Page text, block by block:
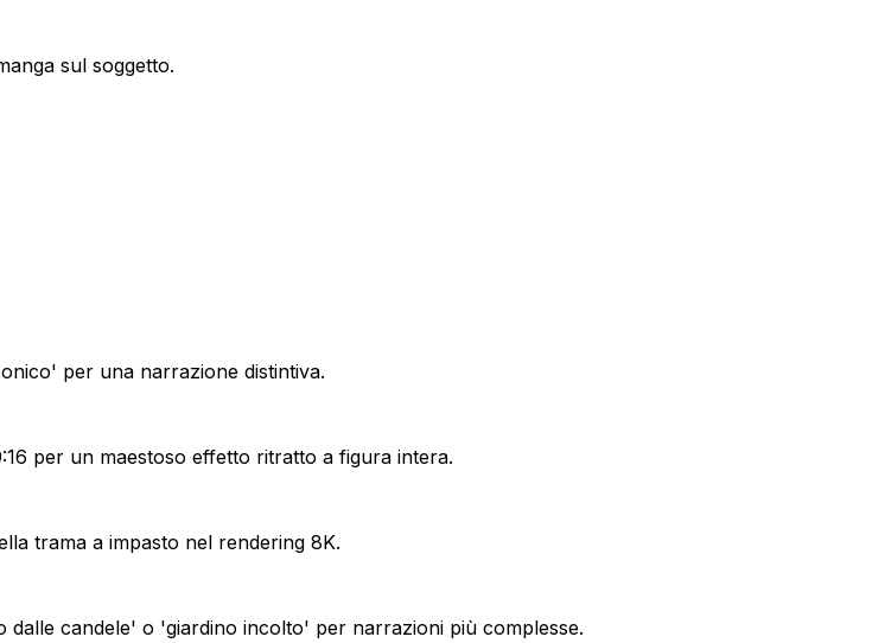
sul soggetto.
per una narrazione distintiva.
per un maestoso effetto ritratto a figura intera.
trama a impasto nel rendering 8K.
dalle candele' o 'giardino incolto' per narrazioni più complesse.